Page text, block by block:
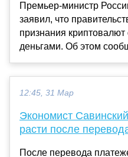
Премьер-министр
заявил, что
признания
деньгами. Об этом
12:45, 31 Мар
Экономист
расти после
После перевода